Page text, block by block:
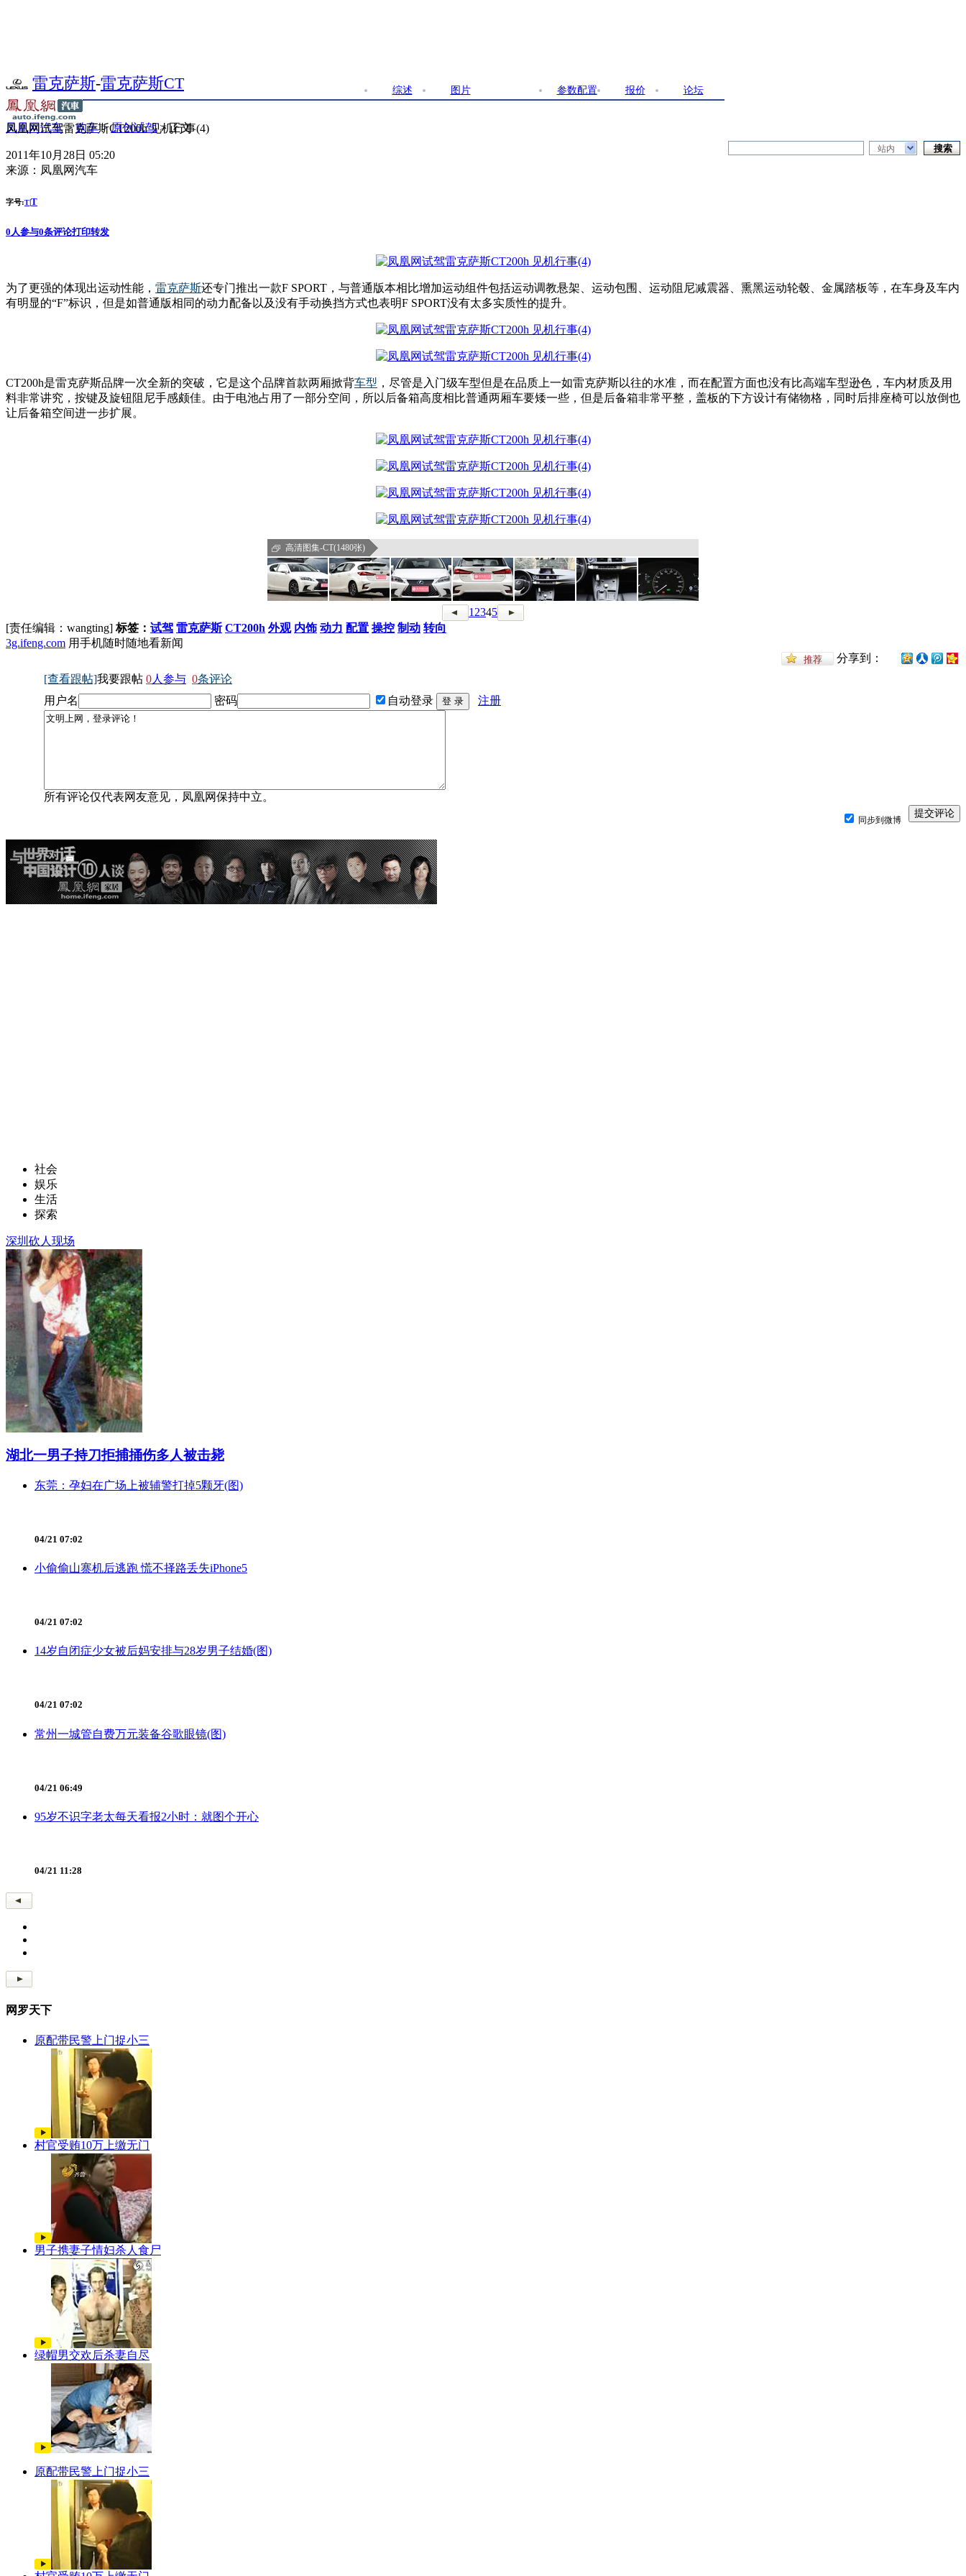
雷克萨斯-雷克萨斯CT 综述 图片 参数配置 报价 论坛
凤凰网汽车>购车>原创试驾> 正文
站内
凤凰网试驾雷克萨斯CT200h 见机行事(4)
2011年10月28日 05:20
来源： 凤凰网汽车
字号:T|T
0 人参与0条评论打印转发
为了更强的体现出运动性能， 雷克萨斯还专门推出一款F SPORT，与普通版本相比增加运动组件包括运动调教悬架、运动包围、运动阻尼减震器、熏黑运动轮毂、金属踏板等，在车身及车内
有明显的“F”标识，但是如普通版相同的动力配备以及没有手动换挡方式也表明F SPORT没有太多实质性的提升。
CT200h是雷克萨斯品牌一次全新的突破，它是这个品牌首款两厢掀背车型 ，尽管是入门级车型但是在品质上一如雷克萨斯以往的水准，而在配置方面也没有比高端车型逊色，车内材质及用
料非常讲究，按键及旋钮阻尼手感颇佳。由于电池占用了一部分空间，所以后备箱高度相比普通两厢车要矮一些，但是后备箱非常平整，盖板的下方设计有储物格，同时后排座椅可以放倒也
让后备箱空间进一步扩展。
高清图集-CT(1480张)
1 2345
[责任编辑：wangting] 标签： 试驾 雷克萨斯 CT200h 外观 内饰 动力 配置 操控 制动 转向
3g.ifeng.com 用手机随时随地看新闻
分享到：
[查看跟帖]我要跟帖 0人参与 0条评论
用户名
密码 自动登录 注册
所有评论仅代表网友意见，凤凰网保持中立。
同步到微博
社会
娱乐
生活
探索
深圳砍人现场
湖北一男子持刀拒捕捅伤多人被击毙
东莞：孕妇在广场上被辅警打掉5颗牙(图)
04/21 07:02
小偷偷山寨机后逃跑 慌不择路丢失iPhone5
04/21 07:02
14岁自闭症少女被后妈安排与28岁男子结婚(图)
04/21 07:02
常州一城管自费万元装备谷歌眼镜(图)
04/21 06:49
95岁不识字老太每天看报2小时：就图个开心
04/21 11:28
网罗天下
原配带民警上门捉小三
村官受贿10万上缴无门
男子携妻子情妇杀人食尸
绿帽男交欢后杀妻自尽
原配带民警上门捉小三